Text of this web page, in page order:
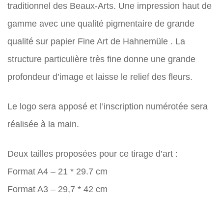
traditionnel des Beaux-Arts. Une impression haut de
gamme avec une qualité pigmentaire de grande
qualité sur papier Fine Art de Hahnemüle . La
structure particulière très fine donne une grande
profondeur d’image et laisse le relief des fleurs.
Le logo sera apposé et l’inscription numérotée sera
réalisée à la main.
Deux tailles proposées pour ce tirage d’art :
Format A4 – 21 * 29.7 cm
Format A3 – 29,7 * 42 cm